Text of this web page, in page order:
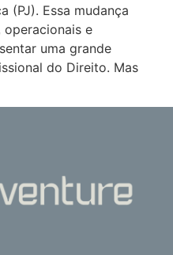
(PJ). Essa mudança
e
uma grande
do Direito. Mas